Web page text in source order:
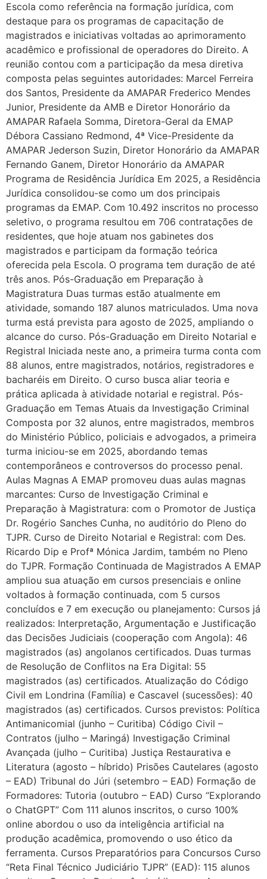
Escola como referência na formação jurídica, com
destaque para os programas de capacitação de
magistrados e iniciativas voltadas ao aprimoramento
acadêmico e profissional de operadores do Direito. A
reunião contou com a participação da mesa diretiva
composta pelas seguintes autoridades: Marcel Ferreira
dos Santos, Presidente da AMAPAR Frederico Mendes
Junior, Presidente da AMB e Diretor Honorário da
AMAPAR Rafaela Somma, Diretora-Geral da EMAP
Débora Cassiano Redmond, 4ª Vice-Presidente da
AMAPAR Jederson Suzin, Diretor Honorário da AMAPAR
Fernando Ganem, Diretor Honorário da AMAPAR
Programa de Residência Jurídica Em 2025, a Residência
Jurídica consolidou-se como um dos principais
programas da EMAP. Com 10.492 inscritos no processo
seletivo, o programa resultou em 706 contratações de
residentes, que hoje atuam nos gabinetes dos
magistrados e participam da formação teórica
oferecida pela Escola. O programa tem duração de até
três anos. Pós-Graduação em Preparação à
Magistratura Duas turmas estão atualmente em
atividade, somando 187 alunos matriculados. Uma nova
turma está prevista para agosto de 2025, ampliando o
alcance do curso. Pós-Graduação em Direito Notarial e
Registral Iniciada neste ano, a primeira turma conta com
88 alunos, entre magistrados, notários, registradores e
bacharéis em Direito. O curso busca aliar teoria e
prática aplicada à atividade notarial e registral. Pós-
Graduação em Temas Atuais da Investigação Criminal
Composta por 32 alunos, entre magistrados, membros
do Ministério Público, policiais e advogados, a primeira
turma iniciou-se em 2025, abordando temas
contemporâneos e controversos do processo penal.
Aulas Magnas A EMAP promoveu duas aulas magnas
marcantes: Curso de Investigação Criminal e
Preparação à Magistratura: com o Promotor de Justiça
Dr. Rogério Sanches Cunha, no auditório do Pleno do
TJPR. Curso de Direito Notarial e Registral: com Des.
Ricardo Dip e Profª Mónica Jardim, também no Pleno
do TJPR. Formação Continuada de Magistrados A EMAP
ampliou sua atuação em cursos presenciais e online
voltados à formação continuada, com 5 cursos
concluídos e 7 em execução ou planejamento: Cursos já
realizados: Interpretação, Argumentação e Justificação
das Decisões Judiciais (cooperação com Angola): 46
magistrados (as) angolanos certificados. Duas turmas
de Resolução de Conflitos na Era Digital: 55
magistrados (as) certificados. Atualização do Código
Civil em Londrina (Família) e Cascavel (sucessões): 40
magistrados (as) certificados. Cursos previstos: Política
Antimanicomial (junho – Curitiba) Código Civil –
Contratos (julho – Maringá) Investigação Criminal
Avançada (julho – Curitiba) Justiça Restaurativa e
Literatura (agosto – híbrido) Prisões Cautelares (agosto
– EAD) Tribunal do Júri (setembro – EAD) Formação de
Formadores: Tutoria (outubro – EAD) Curso “Explorando
o ChatGPT” Com 111 alunos inscritos, o curso 100%
online abordou o uso da inteligência artificial na
produção acadêmica, promovendo o uso ético da
ferramenta. Cursos Preparatórios para Concursos Curso
“Reta Final Técnico Judiciário TJPR” (EAD): 115 alunos